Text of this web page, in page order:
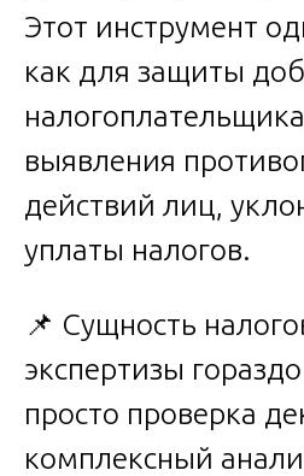
Этот инструмент
как для защиты
выявления
действий лиц,
уплаты налогов.
📌 Сущность
экспертизы
просто проверка
комплексный